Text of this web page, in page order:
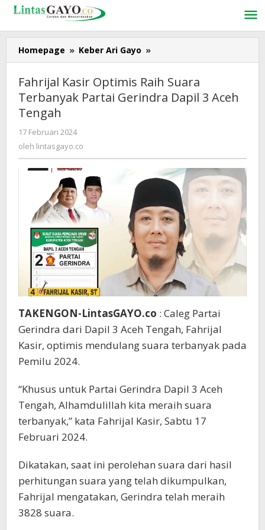
Lewati
konten
Homepage » Keber Ari Gayo »
Kasir
Optimis
Raih
Suara
3
Aceh
Tengah
Fahrijal Kasir Optimis Raih Suara
Terbanyak Partai Gerindra Dapil 3 Aceh
Tengah
17 Februari 2024
oleh lintasgayo.co
TAKENGON-LintasGAYO.co : Caleg Partai
Gerindra dari Dapil 3 Aceh Tengah, Fahrijal
Kasir, optimis mendulang suara terbanyak pada
Pemilu 2024.
“Khusus untuk Partai Gerindra Dapil 3 Aceh
Tengah, Alhamdulillah kita meraih suara
terbanyak,” kata Fahrijal Kasir, Sabtu 17
Februari 2024.
Dikatakan, saat ini perolehan suara dari hasil
perhitungan suara yang telah dikumpulkan,
Fahrijal mengatakan, Gerindra telah meraih
3828 suara.